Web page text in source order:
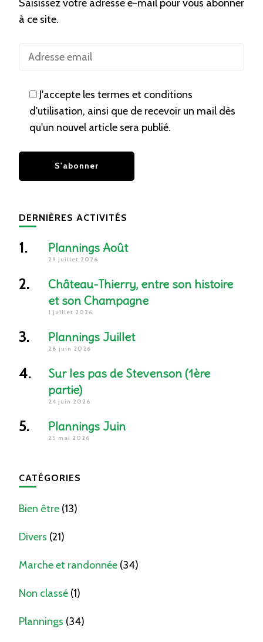
Saisissez votre adresse e-mail pour vous abonner
à ce site.
J'accepte les termes et conditions
d'utilisation, ainsi que de recevoir un mail dès
qu'un nouvel article sera publié.
DERNIÈRES ACTIVITÉS
Plannings Août
29 juillet 2026
Château-Thierry, entre son histoire
et son Champagne
1 juillet 2026
Plannings Juillet
28 juin 2026
Sur les pas de Stevenson (1ère
partie)
24 juin 2026
Plannings Juin
25 mai 2026
CATÉGORIES
Bien être (13)
Divers (21)
Marche et randonnée (34)
Non classé (1)
Plannings (34)